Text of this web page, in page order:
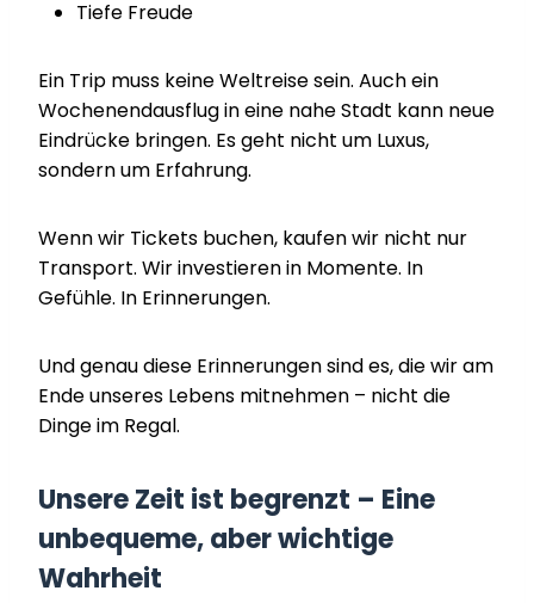
Tiefe Freude
Ein Trip muss keine Weltreise sein. Auch ein
Wochenendausflug in eine nahe Stadt kann neue
Eindrücke bringen. Es geht nicht um Luxus,
sondern um Erfahrung.
Wenn wir Tickets buchen, kaufen wir nicht nur
Transport. Wir investieren in Momente. In
Gefühle. In Erinnerungen.
Und genau diese Erinnerungen sind es, die wir am
Ende unseres Lebens mitnehmen – nicht die
Dinge im Regal.
Unsere Zeit ist begrenzt – Eine
unbequeme, aber wichtige
Wahrheit